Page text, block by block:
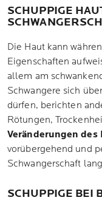
SCHUPPIGE
Die Haut kann
Eigenschaften
allem am
Schwangere sich
dürfen, berichten
Rötungen,
Veränderungen
vorübergehend und
Schwangerschaft
SCHUPPIGE BEI